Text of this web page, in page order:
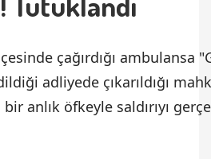
çağırdığı ambulansa
adliyede çıkarıldığı
anlık öfkeyle saldırıyı